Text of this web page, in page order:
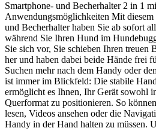
Smartphone- und Becherhalter 2 in 1
Anwendungsmöglichkeiten Mit
und Becherhalter haben Sie ab sofort
während Sie Ihren Hund im
Sie sich vor, Sie schieben Ihren treuen
her und haben dabei beide Hände frei
Suchen mehr nach dem Handy oder
ist immer im Blickfeld: Die stabile
ermöglicht es Ihnen, Ihr Gerät sowohl
Querformat zu positionieren. So
lesen, Videos ansehen oder die
Handy in der Hand halten zu müssen.